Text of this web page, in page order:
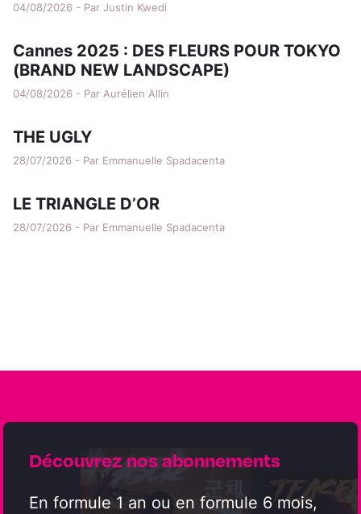
04/08/2026 - Par Justin Kwedi
Cannes 2025 : DES FLEURS POUR TOKYO
(BRAND NEW LANDSCAPE)
04/08/2026 - Par Aurélien Allin
THE UGLY
28/07/2026 - Par Emmanuelle Spadacenta
LE TRIANGLE D’OR
28/07/2026 - Par Emmanuelle Spadacenta
Découvrez nos abonnements
En formule 1 an ou en formule 6 mois,